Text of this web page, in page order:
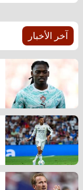
آخر الأخبار